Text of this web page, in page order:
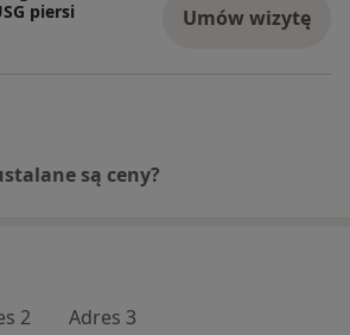
piersi
Umów wizytę
są ceny?
2 Adres 3